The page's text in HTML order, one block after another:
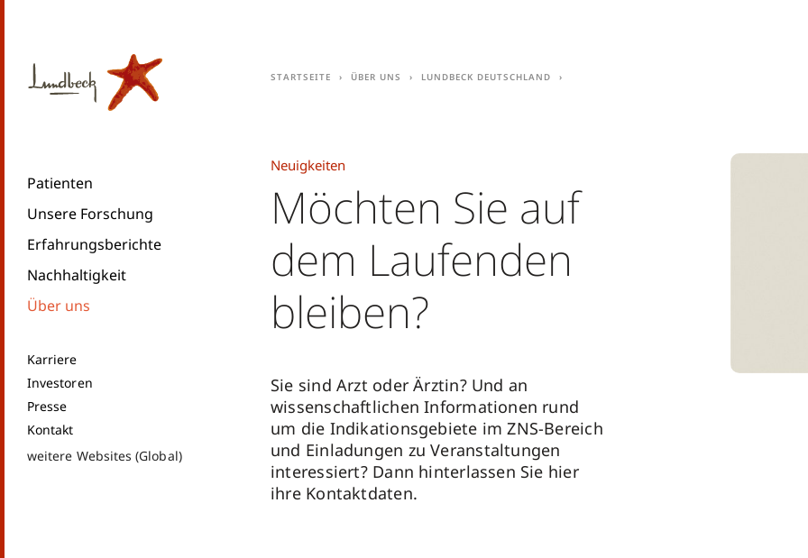
Patienten
Unsere Forschung
Erfahrungsberichte
Nachhaltigkeit
Über uns
Karriere
Investoren
Presse
Kontakt
weitere Websites (Global)
Startseite Über uns Lundbeck Deutschland
Neuigkeiten
Möchten Sie auf
dem Laufenden
bleiben?
Sie sind Arzt oder Ärztin? Und an
wissenschaftlichen Informationen rund
um die Indikationsgebiete im ZNS-Bereich
und Einladungen zu Veranstaltungen
interessiert? Dann hinterlassen Sie hier
ihre Kontaktdaten.